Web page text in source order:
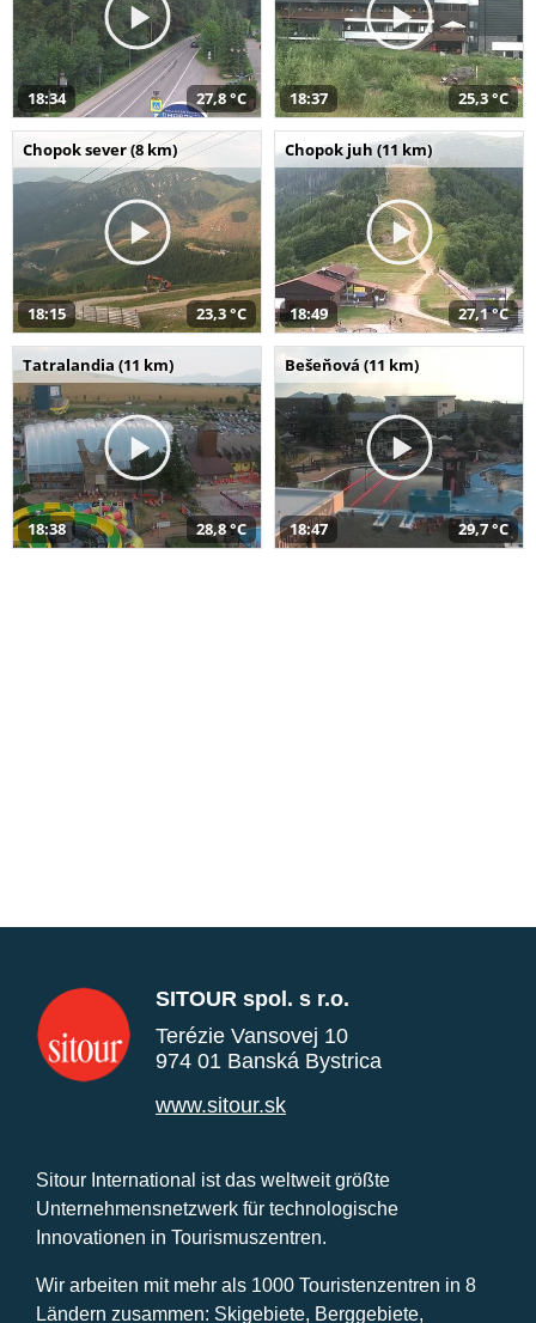
18:34 27,8 °C 18:37 25,3 °C
Chopok sever (8 km)
18:15 23,3 °C
Chopok juh (11 km)
18:49 27,1 °C
Tatralandia (11 km)
18:38 28,8 °C
Bešeňová (11 km)
18:47 29,7 °C
SITOUR spol. s r.o.
Terézie Vansovej 10
974 01 Banská Bystrica
www.sitour.sk
Sitour International ist das weltweit größte
Unternehmensnetzwerk für technologische
Innovationen in Tourismuszentren.
Wir arbeiten mit mehr als 1000 Touristenzentren in 8
Ländern zusammen: Skigebiete, Berggebiete,